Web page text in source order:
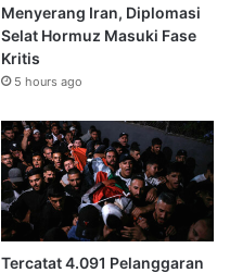
Menyerang Iran, Diplomasi
Selat Hormuz Masuki Fase
Kritis
5 hours ago
Tercatat 4.091 Pelanggaran